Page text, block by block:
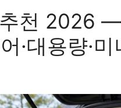
천 2026
·대용량·미